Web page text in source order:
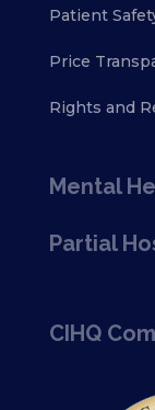
Patient
Price
Rights and
Mental
Partial
CIHQ